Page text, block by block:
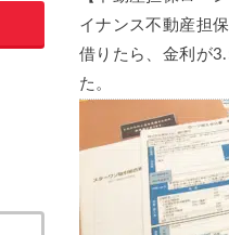
イナンス不動産担
借りたら、金利が
た。